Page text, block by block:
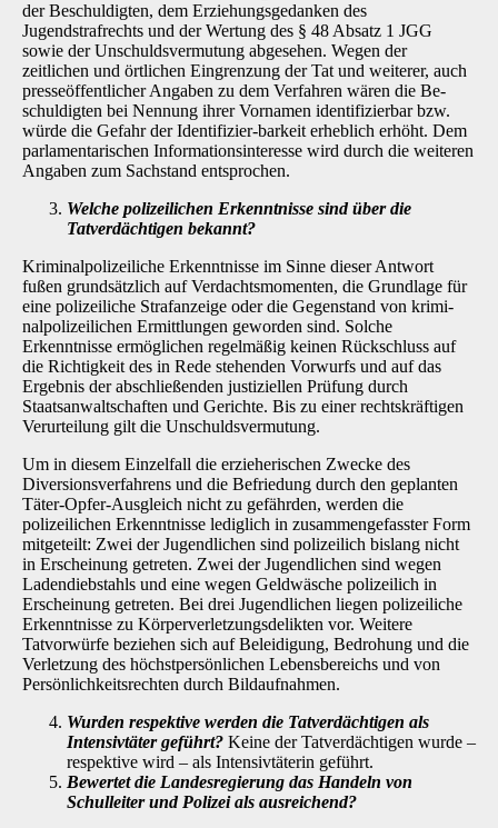
der Beschul­digten, dem Erziehungsgedanken des
Jugendstrafrechts und der Wertung des § 48 Absatz 1 JGG
sowie der Unschuldsvermutung abgesehen. Wegen der
zeitlichen und örtlichen Eingren­zung der Tat und weiterer, auch
presseöffentlicher Angaben zu dem Verfahren wären die Be­
schuldigten bei Nennung ihrer Vornamen identifizierbar bzw.
würde die Gefahr der Identifizier-barkeit erheblich erhöht. Dem
parlamentarischen Informationsinteresse wird durch die weite­ren
Angaben zum Sachstand entsprochen.
Welche polizeilichen Erkenntnisse sind über die
Tatverdächtigen bekannt?
Kriminalpolizeiliche Erkenntnisse im Sinne dieser Antwort
fußen grundsätzlich auf Verdachts­momenten, die Grundlage für
eine polizeiliche Strafanzeige oder die Gegenstand von krimi­
nalpolizeilichen Ermittlungen geworden sind. Solche
Erkenntnisse ermöglichen regelmäßig keinen Rückschluss auf
die Richtigkeit des in Rede stehenden Vorwurfs und auf das
Ergebnis der abschließenden justiziellen Prüfung durch
Staatsanwaltschaften und Gerichte. Bis zu einer rechtskräftigen
Verurteilung gilt die Unschuldsvermutung.
Um in diesem Einzelfall die erzieherischen Zwecke des
Diversionsverfahrens und die Befrie­dung durch den geplanten
Täter-Opfer-Ausgleich nicht zu gefährden, werden die
polizeilichen Erkenntnisse lediglich in zusammengefasster Form
mitgeteilt: Zwei der Jugendlichen sind po­lizeilich bislang nicht
in Erscheinung getreten. Zwei der Jugendlichen sind wegen
Ladendieb­stahls und eine wegen Geldwäsche polizeilich in
Erscheinung getreten. Bei drei Jugendlichen liegen polizeiliche
Erkenntnisse zu Körperverletzungsdelikten vor. Weitere
Tatvorwürfe bezie­hen sich auf Beleidigung, Bedrohung und die
Verletzung des höchstpersönlichen Lebensbe­reichs und von
Persönlichkeitsrechten durch Bildaufnahmen.
Wurden respektive werden die Tatverdächtigen als
Intensivtäter geführt? Keine der Tatverdächtigen wurde –
respektive wird – als Intensivtäterin geführt.
Bewertet die Landesregierung das Handeln von
Schulleiter und Polizei als ausrei­chend?